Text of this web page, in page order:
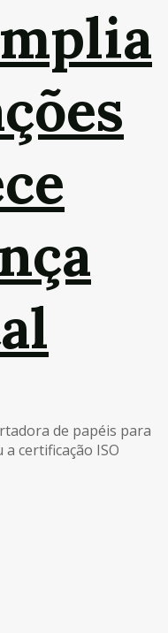
de papéis para
certificação ISO